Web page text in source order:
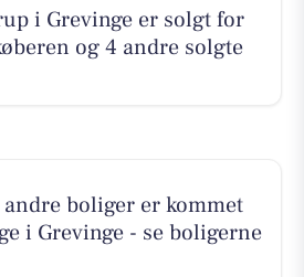
i Grevinge er solgt for
og 4 andre solgte
boliger er kommet
i Grevinge - se boligerne